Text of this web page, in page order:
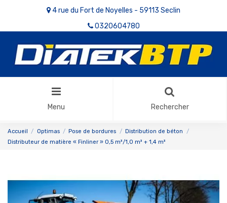
4 rue du Fort de Noyelles - 59113 Seclin
0320604780
Menu Rechercher
Accueil Optimas Pose de bordures
Distribution de béton
Distributeur de matière « Finliner » 0,5 m³/1,0 m³ + 1,4 m³